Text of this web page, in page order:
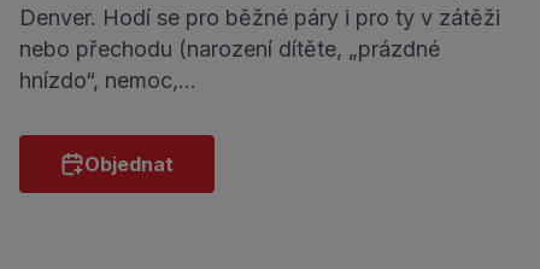
Denver. Hodí se pro běžné páry i pro ty v zátěži
nebo přechodu (narození dítěte, „prázdné
hnízdo“, nemoc,…
Objednat